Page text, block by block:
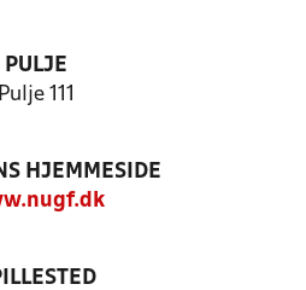
PULJE
Pulje 111
HJEMMESIDE